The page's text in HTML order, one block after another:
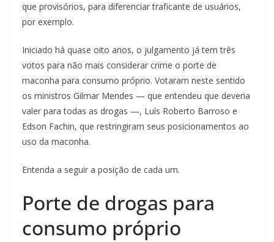
que provisórios, para diferenciar traficante de usuários,
por exemplo.
Iniciado há quase oito anos, o julgamento já tem três
votos para não mais considerar crime o porte de
maconha para consumo próprio. Votaram neste sentido
os ministros Gilmar Mendes — que entendeu que deveria
valer para todas as drogas —, Luís Roberto Barroso e
Edson Fachin, que restringiram seus posicionamentos ao
uso da maconha.
Entenda a seguir a posição de cada um.
Porte de drogas para
consumo próprio